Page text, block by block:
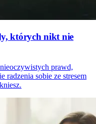
których nikt nie
prawd,
radzenia sobie ze stresem